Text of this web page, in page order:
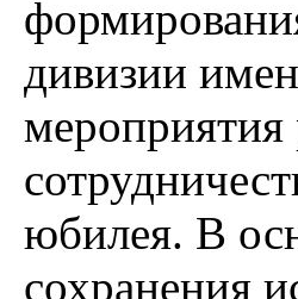
дивизии
мероприятия
юбилея. В
сохранения